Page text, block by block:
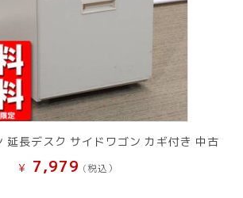
延長デスク サイドワゴン カギ付き 中古
¥ 7,979 (税込）